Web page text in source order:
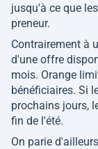
jusqu'à ce que
preneur.
Contrairement à
d'une offre
mois. Orange
bénéficiaires. Si
prochains jours,
fin de l'été.
On parie